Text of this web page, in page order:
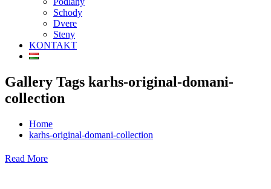
Schody
Dvere
Steny
KONTAKT
Gallery Tags karhs-original-domani-
collection
Home
karhs-original-domani-collection
Read More